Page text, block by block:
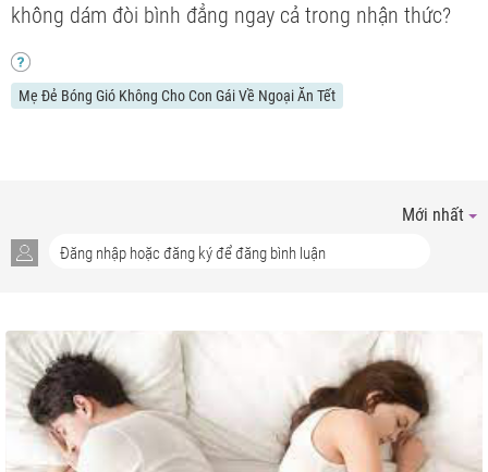
không dám đòi bình đẳng ngay cả trong nhận thức?
Mẹ Đẻ Bóng Gió Không Cho Con Gái Về Ngoại Ăn Tết
Mới nhất